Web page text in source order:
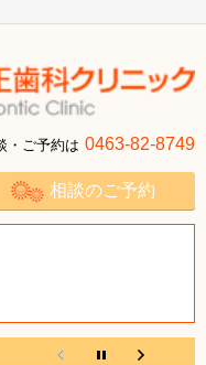
・ご予約は 0463-82-8749
相談のご予約